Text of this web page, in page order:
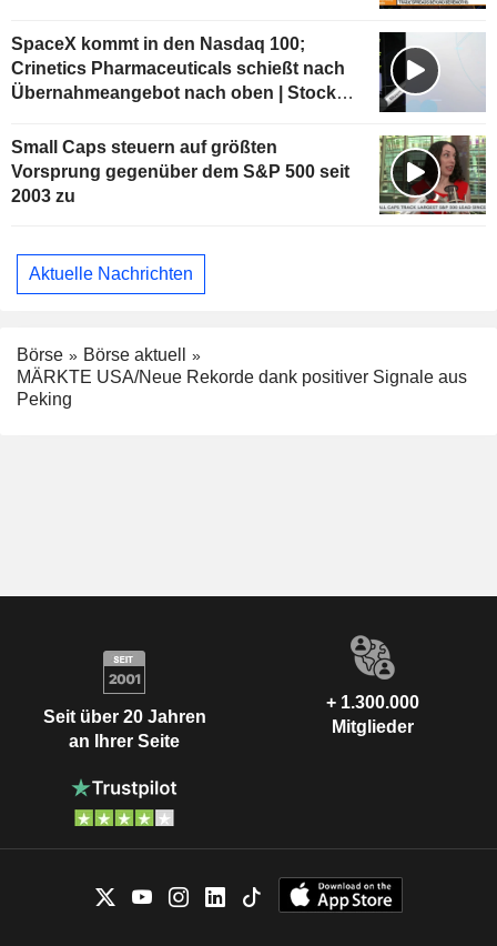
SpaceX kommt in den Nasdaq 100;
Crinetics Pharmaceuticals schießt nach
Übernahmeangebot nach oben | Stock
Small Caps steuern auf größten
Vorsprung gegenüber dem S&P 500 seit
2003 zu
Aktuelle Nachrichten
Börse
Börse aktuell
MÄRKTE USA/Neue Rekorde dank positiver Signale aus
Peking
Seit über 20 Jahren
an Ihrer Seite
+ 1.300.000
Mitglieder